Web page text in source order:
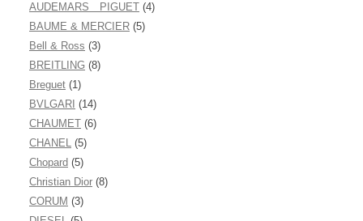
AUDEMARS PIGUET (4)
BAUME & MERCIER (5)
Bell & Ross (3)
BREITLING (8)
Breguet (1)
BVLGARI (14)
CHAUMET (6)
CHANEL (5)
Chopard (5)
Christian Dior (8)
CORUM (3)